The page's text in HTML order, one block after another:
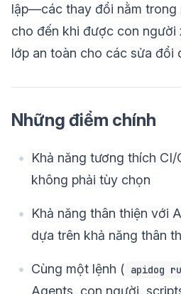
lập—các thay đổi nằm trong
cho đến khi được con người
lớp an toàn cho các sửa đổi
Những điểm chính
Khả năng tương thích CI/
không phải tùy chọn
Khả năng thân thiện với
dựa trên khả năng thân
Cùng một lệnh ( apidog
Agents, con người,